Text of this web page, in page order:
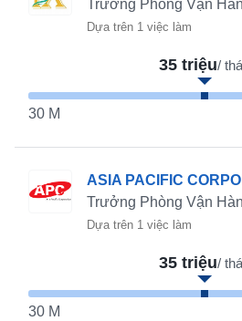
Trưởng Phòng Vận
Dựa trên 1 việc làm
35 triệu/
30 M
ASIA PACIFIC
Trưởng Phòng Vận
Dựa trên 1 việc làm
35 triệu/
30 M